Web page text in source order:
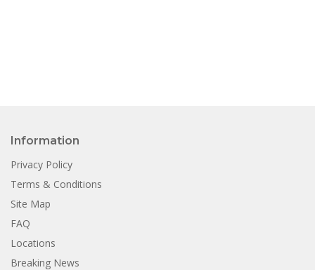
Information
Privacy Policy
Terms & Conditions
Site Map
FAQ
Locations
Breaking News